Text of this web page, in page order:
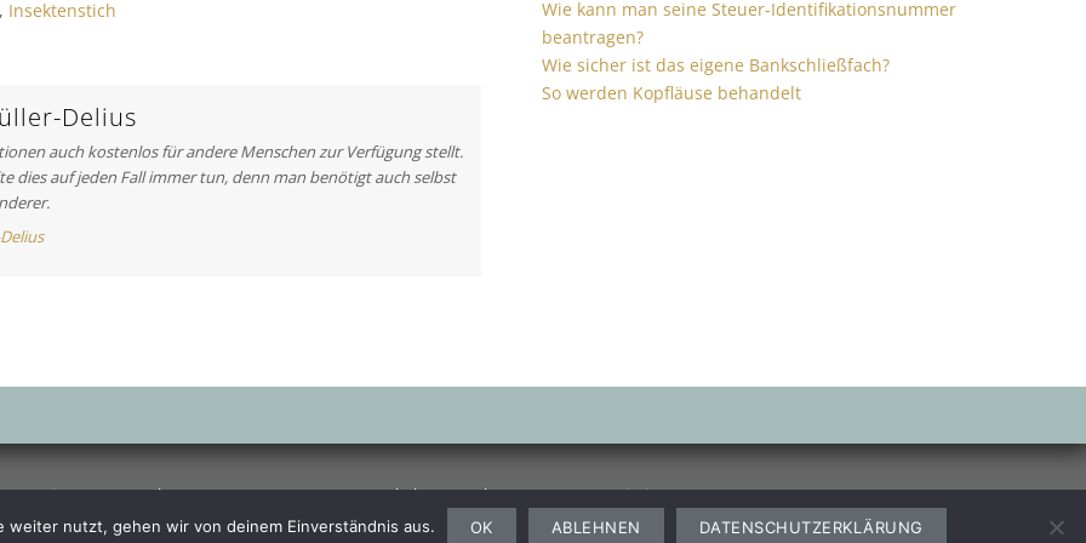
r
l
e
:
, Insektenstich
Delius
auch kostenlos für andere Menschen zur Verfügung stellt.
dies auf jeden Fall immer tun, denn man benötigt auch selbst
Wie kann man seine Steuer-Identifikationsnummer
beantragen?
Wie sicher ist das eigene Bankschließfach?
So werden Kopfläuse behandelt
Finanzen Ernährung Auto Computer Haushalt Bewerbung Garten Freizeit
Copyright © 2026advertising media design. All rights reserved.
weiter nutzt, gehen wir von deinem Einverständnis aus. OK ABLEHNEN DATENSCHUTZERKLÄRUNG